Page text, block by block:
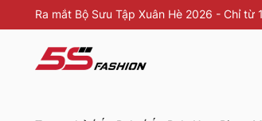
Ra mắt Bộ Sưu Tập Xuân Hè 2026 - Chỉ từ